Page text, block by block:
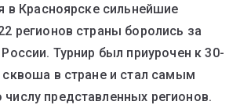
в Красноярске сильнейшие
регионов страны боролись за
Турнир был приурочен к 30-
сквоша в стране и стал самым
представленных регионов.